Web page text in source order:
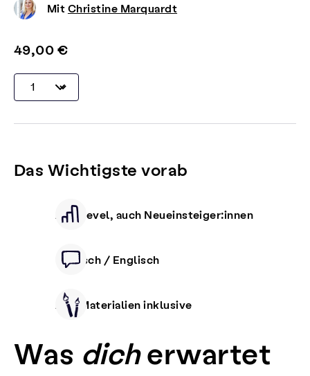
Mit Christine Marquardt
49,00 €
Das Wichtigste vorab
Alle Level, auch Neueinsteiger:innen
Deutsch / Englisch
Alle Materialien inklusive
Was dicherwartet